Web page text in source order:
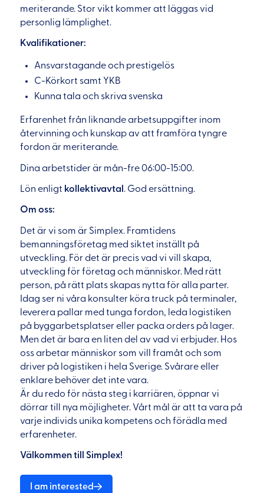
meriterande. Stor vikt kommer att läggas vid
personlig lämplighet.
Kvalifikationer:
Ansvarstagande och prestigelös
C-Körkort samt YKB
Kunna tala och skriva svenska
Erfarenhet från liknande arbetsuppgifter inom
återvinning och kunskap av att framföra tyngre
fordon är meriterande.
Dina arbetstider är mån-fre 06:00-15:00.
Lön enligt kollektivavtal . God ersättning.
Om oss:
Det är vi som är Simplex. Framtidens
bemanningsföretag med siktet inställt på
utveckling. För det är precis vad vi vill skapa,
utveckling för företag och människor. Med rätt
person, på rätt plats skapas nytta för alla parter.
Idag ser ni våra konsulter köra truck på terminaler,
leverera pallar med tunga fordon, leda logistiken
på byggarbetsplatser eller packa orders på lager.
Men det är bara en liten del av vad vi erbjuder. Hos
oss arbetar människor som vill framåt och som
driver på logistiken i hela Sverige. Svårare eller
enklare behöver det inte vara.
Är du redo för nästa steg i karriären, öppnar vi
dörrar till nya möjligheter. Vårt mål är att ta vara på
varje individs unika kompetens och förädla med
erfarenheter.
Välkommen till Simplex!
I am interested